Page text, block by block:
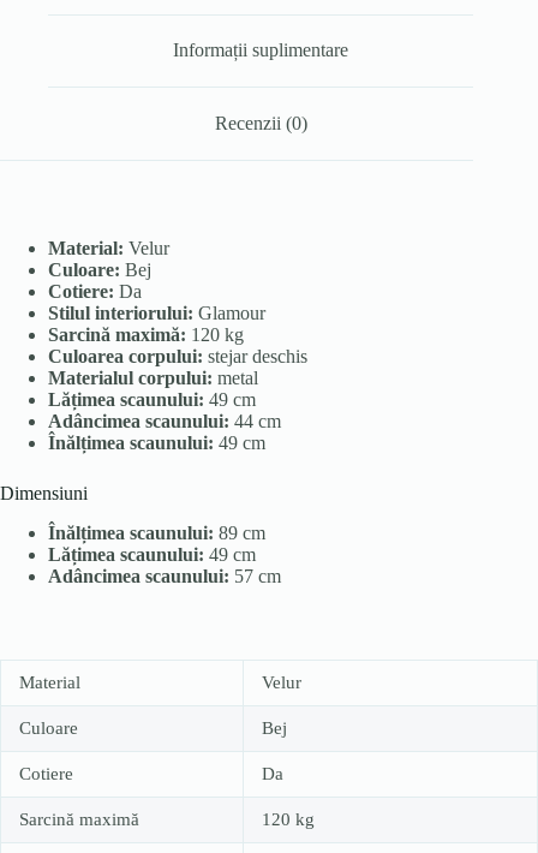
Informații suplimentare
Recenzii (0)
Material: Velur
Culoare: Bej
Cotiere: Da
Stilul interiorului: Glamour
Sarcină maximă: 120 kg
Culoarea corpului: stejar deschis
Materialul corpului: metal
Lățimea scaunului: 49 cm
Adâncimea scaunului: 44 cm
Înălțimea scaunului: 49 cm
Dimensiuni
Înălțimea scaunului: 89 cm
Lățimea scaunului: 49 cm
Adâncimea scaunului: 57 cm
Material Velur
Culoare Bej
Cotiere Da
Sarcină maximă 120 kg